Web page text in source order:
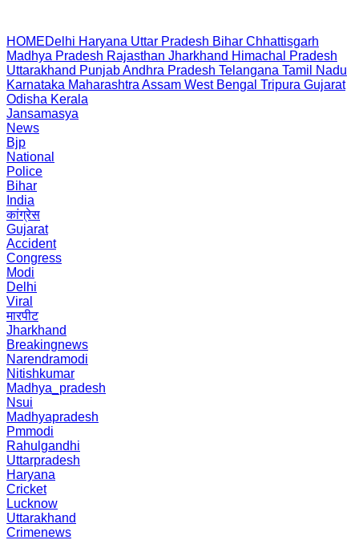
HOMEDelhi Haryana Uttar Pradesh Bihar Chhattisgarh
Madhya Pradesh Rajasthan Jharkhand Himachal Pradesh
Uttarakhand PunjabAndhra Pradesh Telangana Tamil Nadu
Karnataka Maharashtra Assam West Bengal Tripura Gujarat
Odisha Kerala
Jansamasya
News
Bjp
National
Police
Bihar
India
कांग्रेस
Gujarat
Accident
Congress
Modi
Delhi
Viral
मारपीट
Jharkhand
Breakingnews
Narendramodi
Nitishkumar
Madhya_pradesh
Nsui
Madhyapradesh
Pmmodi
Rahulgandhi
Uttarpradesh
Haryana
Cricket
Lucknow
Uttarakhand
Crimenews